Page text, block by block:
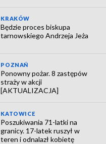
KRAKÓW
Będzie proces biskupa
tarnowskiego Andrzeja Jeża
POZNAŃ
Ponowny pożar. 8 zastępów
straży w akcji
[AKTUALIZACJA]
KATOWICE
Poszukiwania 71-latki na
granicy. 17-latek ruszył w
teren i odnalazł kobietę